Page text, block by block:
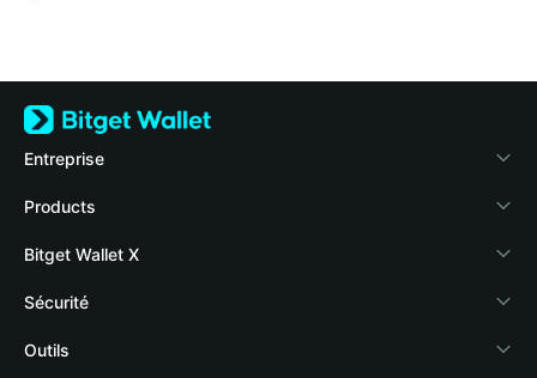
Entreprise
À propos de Bitget Wallet
Blog
Academy
Actualités crypto
Products
Crypto Card
Stablecoin Earn
Payfi Crypto
Bitget Wallet X
Développeurs
Connecter votre portefeuille
Sécurité
Fonds de protection
Outils